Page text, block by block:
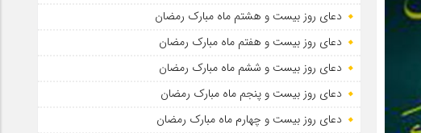
دعای روز بیست و هشتم ماه مبارک رمضان
دعای روز بیست و هفتم ماه مبارک رمضان
دعای روز بیست و ششم ماه مبارک رمضان
دعای روز بیست و پنجم ماه مبارک رمضان
دعای روز بیست و چهارم ماه مبارک رمضان